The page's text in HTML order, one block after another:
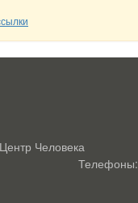
Центр Человека
Телефоны: